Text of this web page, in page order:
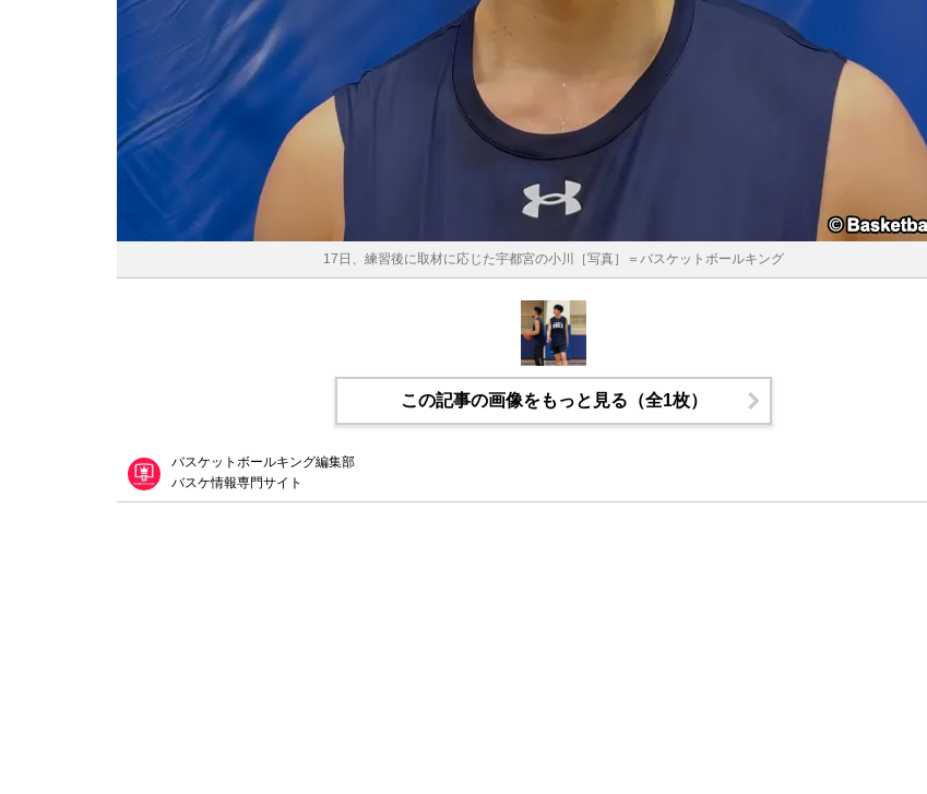
17日、練習後に取材に応じた宇都宮の小川［写真］＝バスケットボールキング
この記事の画像をもっと見る（全1枚）
バスケットボールキング編集部
バスケ情報専門サイト